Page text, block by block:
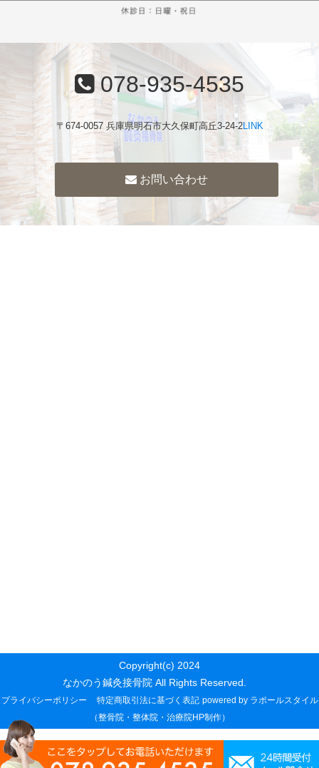
078-935-4535
〒674-0057 兵庫県明石市大久保町高丘3-24-2LINK
お問い合わせ
Copyright(c) 2024
なかのう鍼灸接骨院 All Rights Reserved.
プライバシーポリシー 特定商取引法に基づく表記 powered by ラポールスタイル
（整骨院・整体院・治療院HP制作）